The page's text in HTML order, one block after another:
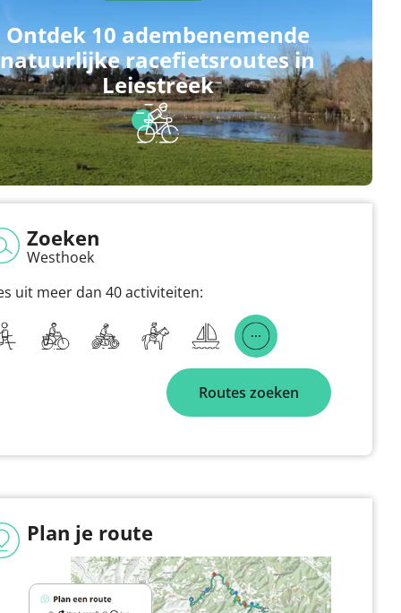
Ontdek 10 adembenemende
natuurlijke racefietsroutes in
Leiestreek
Zoeken
Westhoek
uit meer dan 40 activiteiten:
Routes zoeken
Plan je route